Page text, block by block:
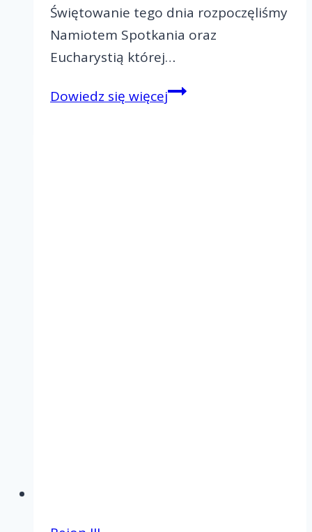
Świętowanie tego dnia rozpoczęliśmy
Namiotem Spotkania oraz
Eucharystią której…
Dowiedz się więcejWielkopostny